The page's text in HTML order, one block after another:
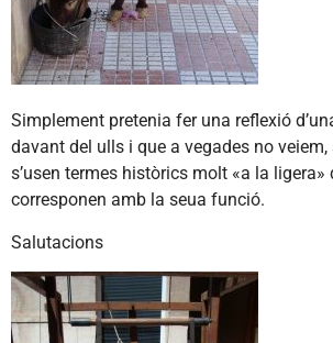
Simplement pretenia fer una reflexió
davant del ulls i que a vegades no
s’usen termes històrics molt «a la ligera»
corresponen amb la seua funció.
Salutacions